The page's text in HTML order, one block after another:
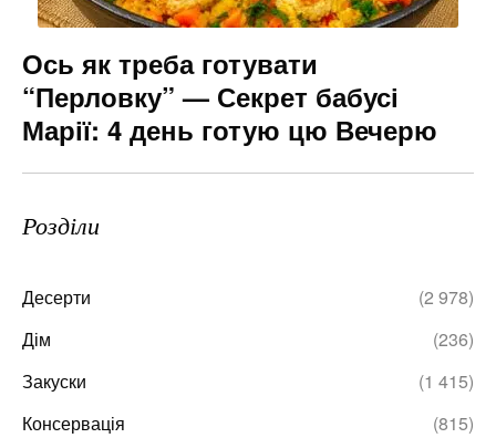
Ось як треба готувати
“Перловку” — Секрет бабусі
Марії: 4 день готую цю Вечерю
Розділи
Десерти
(2 978)
Дім
(236)
Закуски
(1 415)
Консервація
(815)